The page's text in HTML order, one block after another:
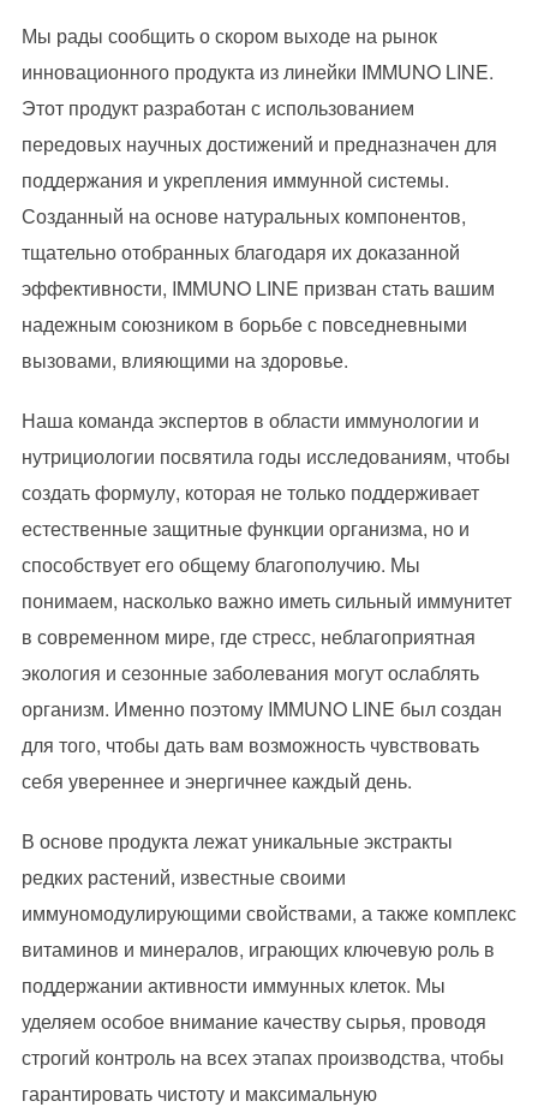
Мы рады сообщить о скором выходе на рынок
инновационного продукта из линейки IMMUNO LINE.
Этот продукт разработан с использованием
передовых научных достижений и предназначен для
поддержания и укрепления иммунной системы.
Созданный на основе натуральных компонентов,
тщательно отобранных благодаря их доказанной
эффективности, IMMUNO LINE призван стать вашим
надежным союзником в борьбе с повседневными
вызовами, влияющими на здоровье.
Наша команда экспертов в области иммунологии и
нутрициологии посвятила годы исследованиям, чтобы
создать формулу, которая не только поддерживает
естественные защитные функции организма, но и
способствует его общему благополучию. Мы
понимаем, насколько важно иметь сильный иммунитет
в современном мире, где стресс, неблагоприятная
экология и сезонные заболевания могут ослаблять
организм. Именно поэтому IMMUNO LINE был создан
для того, чтобы дать вам возможность чувствовать
себя увереннее и энергичнее каждый день.
В основе продукта лежат уникальные экстракты
редких растений, известные своими
иммуномодулирующими свойствами, а также комплекс
витаминов и минералов, играющих ключевую роль в
поддержании активности иммунных клеток. Мы
уделяем особое внимание качеству сырья, проводя
строгий контроль на всех этапах производства, чтобы
гарантировать чистоту и максимальную